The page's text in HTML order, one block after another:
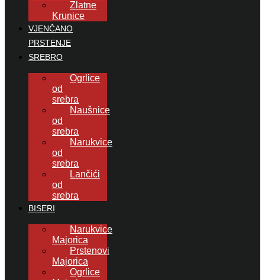
Zlatne
Krunice
VJENČANO
PRSTENJE
SREBRO
Ogrlice
od
srebra
Naušnice
od
srebra
Narukvice
od
srebra
Lančići
od
srebra
BISERI
Narukvice
Majorica
Prstenovi
Majorica
Ogrlice